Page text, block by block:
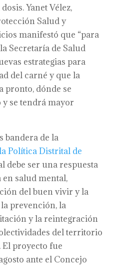
Yanet Vélez,
Salud y
manifestó que “para
Secretaría de Salud
estrategias para
del carné y que la
pronto, dónde se
se tendrá mayor
bandera de la
Política Distrital de
debe ser una respuesta
salud mental,
del buen vivir y la
prevención, la
y la reintegración
del territorio
El proyecto fue
ante el Concejo